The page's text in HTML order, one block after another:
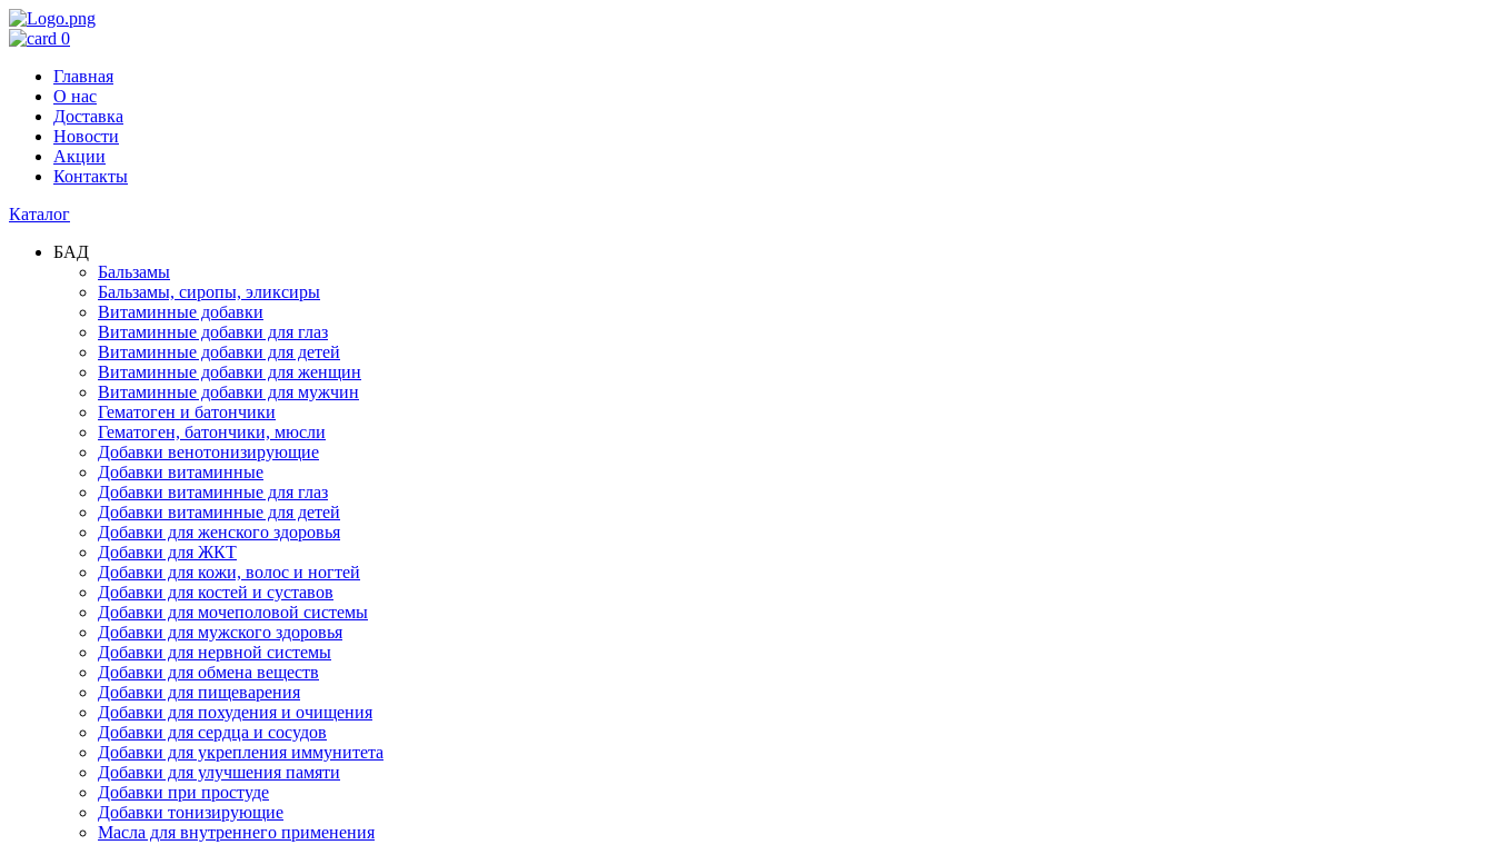
0
Главная
О нас
Доставка
Новости
Акции
Контакты
Каталог
БАД
Бальзамы
Бальзамы, сиропы, эликсиры
Витаминные добавки
Витаминные добавки для глаз
Витаминные добавки для детей
Витаминные добавки для женщин
Витаминные добавки для мужчин
Гематоген и батончики
Гематоген, батончики, мюсли
Добавки венотонизирующие
Добавки витаминные
Добавки витаминные для глаз
Добавки витаминные для детей
Добавки для женского здоровья
Добавки для ЖКТ
Добавки для кожи, волос и ногтей
Добавки для костей и суставов
Добавки для мочеполовой системы
Добавки для мужского здоровья
Добавки для нервной системы
Добавки для обмена веществ
Добавки для пищеварения
Добавки для похудения и очищения
Добавки для сердца и сосудов
Добавки для укрепления иммунитета
Добавки для улучшения памяти
Добавки при простуде
Добавки тонизирующие
Масла для внутреннего применения